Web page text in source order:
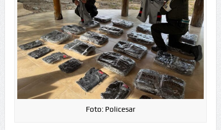
Foto: Policesar